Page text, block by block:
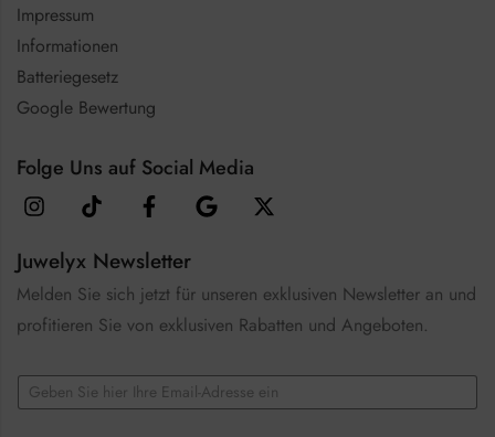
Impressum
Informationen
Batteriegesetz
Google Bewertung
Folge Uns auf Social Media
Juwelyx Newsletter
Melden Sie sich jetzt für unseren exklusiven Newsletter an und
profitieren Sie von exklusiven Rabatten und Angeboten.
E